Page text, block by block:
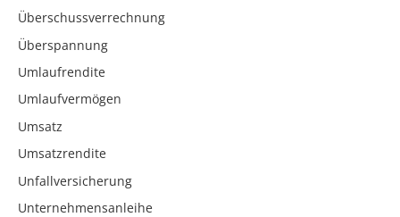
Überschussverrechnung
Überspannung
Umlaufrendite
Umlaufvermögen
Umsatz
Umsatzrendite
Unfallversicherung
Unternehmensanleihe